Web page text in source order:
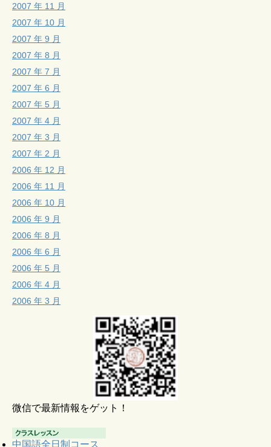
2007 年 11 月
2007 年 10 月
2007 年 9 月
2007 年 8 月
2007 年 7 月
2007 年 6 月
2007 年 5 月
2007 年 4 月
2007 年 3 月
2007 年 2 月
2006 年 12 月
2006 年 11 月
2006 年 10 月
2006 年 9 月
2006 年 8 月
2006 年 6 月
2006 年 5 月
2006 年 4 月
2006 年 3 月
微信で最新情報をゲット！
中国語全日制コース